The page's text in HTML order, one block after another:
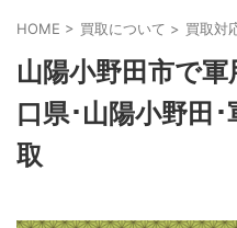
HOME > 買取について > 買取対
山陽小野田市で
口県･山陽小野田
取